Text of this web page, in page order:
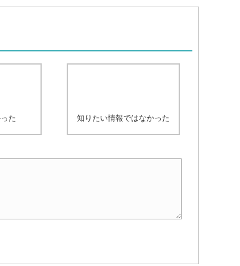
た 知りたい情報ではなかった